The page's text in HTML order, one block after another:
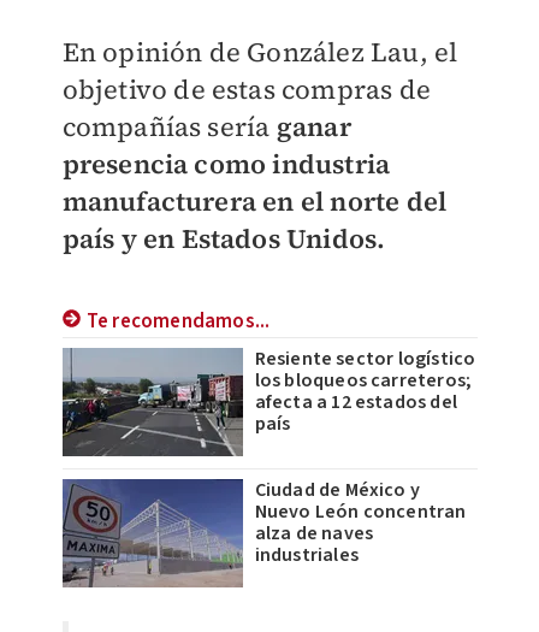
En opinión de González Lau, el
objetivo de estas compras de
compañías sería ganar
presencia como industria
manufacturera en el norte del
país y en Estados Unidos.
Te recomendamos...
Resiente sector logístico
los bloqueos carreteros;
afecta a 12 estados del
país
Ciudad de México y
Nuevo León concentran
alza de naves
industriales